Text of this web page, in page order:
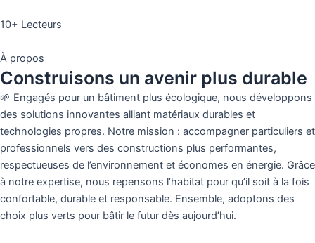
10+ Lecteurs
À propos
Construisons un avenir plus durable
🌱 Engagés pour un bâtiment plus écologique, nous développons
des solutions innovantes alliant matériaux durables et
technologies propres. Notre mission : accompagner particuliers et
professionnels vers des constructions plus performantes,
respectueuses de l’environnement et économes en énergie. Grâce
à notre expertise, nous repensons l’habitat pour qu’il soit à la fois
confortable, durable et responsable. Ensemble, adoptons des
choix plus verts pour bâtir le futur dès aujourd’hui.